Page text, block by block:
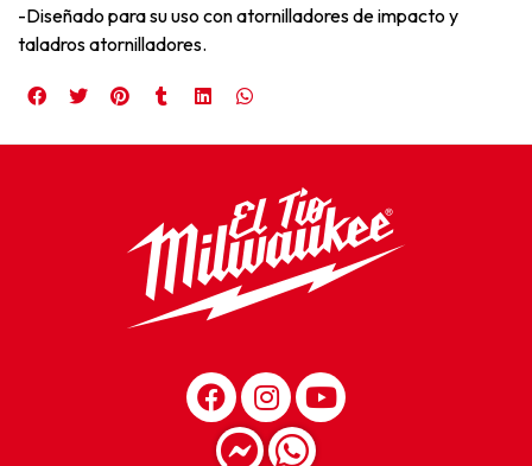
-Diseñado para su uso con atornilladores de impacto y
taladros atornilladores.